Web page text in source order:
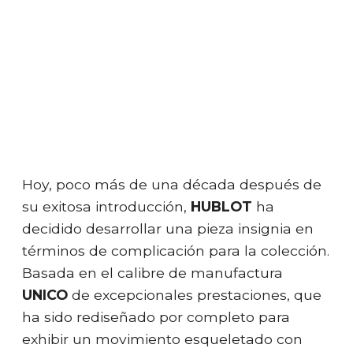
Hoy, poco más de una década después de
su exitosa introducción, HUBLOT ha
decidido desarrollar una pieza insignia en
términos de complicación para la colección.
Basada en el calibre de manufactura
UNICO de excepcionales prestaciones, que
ha sido rediseñado por completo para
exhibir un movimiento esqueletado con